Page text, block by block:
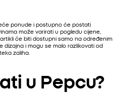
ponude i postupno će postati
može varirati u pogledu cijene,
će biti dostupni samo na određenim
dizajna i mogu se malo razlikovati od
zaliha.
u Pepcu?